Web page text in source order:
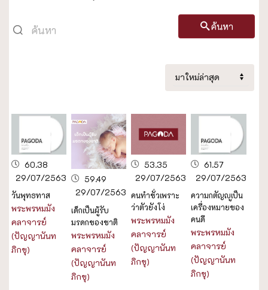
ค้นหา
60.38
29/07/2563
วันพุทธทาส
พระพรหมมัง
คลาจารย์
(ปัญญานันท
ภิกขุ)
59.49
29/07/2563
เด็กเป็นผู้รับ
มรดกของชาติ
พระพรหมมัง
คลาจารย์
(ปัญญานันท
ภิกขุ)
53.35
29/07/2563
คนทำชั่วเพราะ
ว่าตัวยังโง่
พระพรหมมัง
คลาจารย์
(ปัญญานันท
ภิกขุ)
61.57
29/07/2563
ความกตัญญูเป็น
เครื่องหมายของ
คนดี
พระพรหมมัง
คลาจารย์
(ปัญญานันท
ภิกขุ)